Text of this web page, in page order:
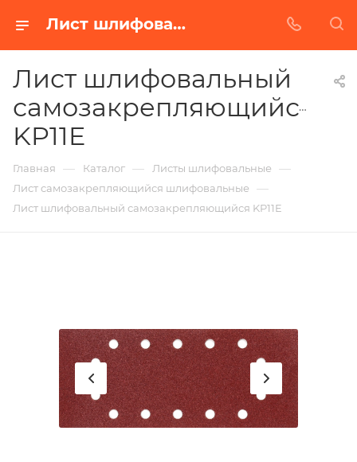
Лист шлифовальный самозакрепляющийся KP11E в Белгороде | Купить по недорогой цене от Абразивного Завода
Лист шлифовальный
самозакрепляющийся
KP11E
Главная — Каталог — Листы шлифовальные —
Лист самозакрепляющийся шлифовальные —
Лист шлифовальный самозакрепляющийся KP11E